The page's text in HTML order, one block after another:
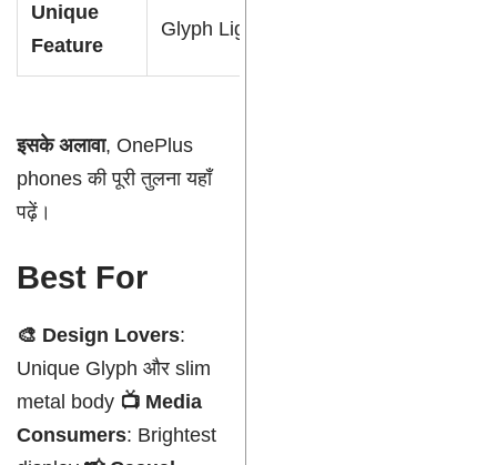
Unique
Feature
Glyph Lights
इसके अलावा, OnePlus
phones की पूरी तुलना यहाँ
पढ़ें।
Best For
🎨 Design Lovers:
Unique Glyph और slim
metal body 📺 Media
Consumers: Brightest